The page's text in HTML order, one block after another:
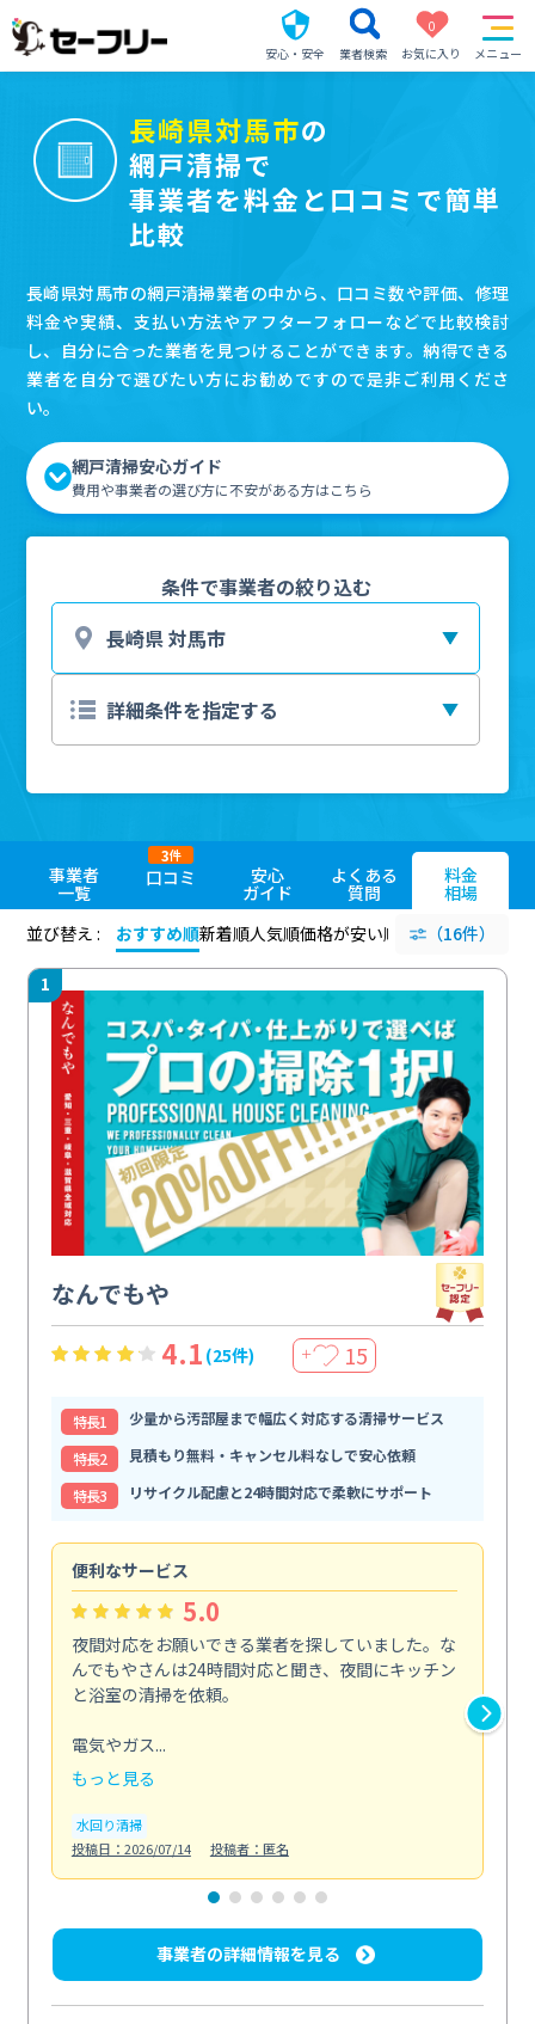
安心・安全 業者検索
0
お気に入り
メニュー
長崎県対馬市の
網戸清掃で
事業者を料金と口コミで簡単
比較
長崎県対馬市の網戸清掃業者の中から、口コミ数や評価、修理
料金や実績、支払い方法やアフターフォローなどで比較検討
し、自分に合った業者を見つけることができます。納得できる
業者を自分で選びたい方にお勧めですので是非ご利用くださ
い。
網戸清掃安心ガイド
費用や事業者の選び方に不安がある方はこちら
条件で事業者の絞り込む
事業者
一覧
口コミ
3件
安心
ガイド
よくある
質問
料金
相場
並び替え :
おすすめ順新着順人気順価格が安い順 評価が高い順
（16件）
1
なんでもや
4.1 (25件) ＋ 15
特⻑1
少量から汚部屋まで幅広く対応する清掃サービス
特⻑2
見積もり無料・キャンセル料なしで安心依頼
特⻑3
リサイクル配慮と24時間対応で柔軟にサポート
便利なサービス
5.0
夜間対応をお願いできる業者を探していました。な
んでもやさんは24時間対応と聞き、夜間にキッチン
と浴室の清掃を依頼。
電気やガス...
もっと見る
水回り清掃
投稿日：2026/07/14
投稿者：匿名
事業者の詳細情報を見る